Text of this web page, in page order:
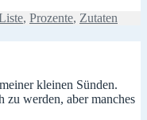
, Prozente, Zutaten
kleinen Sünden.
werden, aber manches